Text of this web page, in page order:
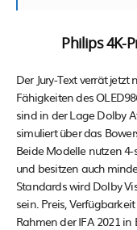
Philips 4K-
Der Jury-Text verrät
Fähigkeiten des
sind in der Lage Dolby
simuliert über das
Beide Modelle nutzen
und besitzen auch
Standards wird Dolby
sein. Preis,
Rahmen der IFA 2021 in